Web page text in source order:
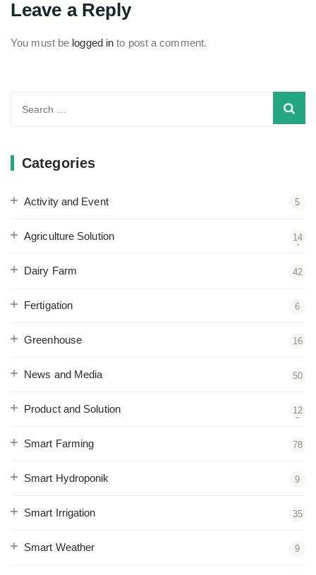
Leave a Reply
You must be logged in to post a comment.
Categories
Activity and Event 5
Agriculture Solution
14
4
Dairy Farm 42
Fertigation 6
Greenhouse 16
News and Media 50
Product and Solution
12
2
Smart Farming 78
Smart Hydroponik 9
Smart Irrigation 35
Smart Weather 9